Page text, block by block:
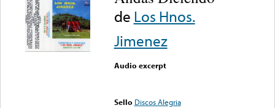
de Los Hnos.
Jimenez
Audio excerpt
Sello Discos Alegria